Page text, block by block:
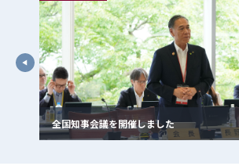
全国知事会議を開催しました